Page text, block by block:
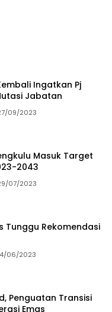
Ingatkan Pj
Jabatan
09/2023
Masuk Target
2043
07/2023
Tunggu Rekomendasi
06/2023
Penguatan Transisi
Emas